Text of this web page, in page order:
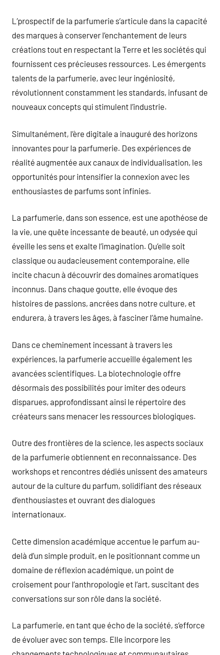
L’prospectif de la parfumerie s’articule dans la capacité
des marques à conserver l’enchantement de leurs
créations tout en respectant la Terre et les sociétés qui
fournissent ces précieuses ressources. Les émergents
talents de la parfumerie, avec leur ingéniosité,
révolutionnent constamment les standards, infusant de
nouveaux concepts qui stimulent l’industrie.
Simultanément, l’ère digitale a inauguré des horizons
innovantes pour la parfumerie. Des expériences de
réalité augmentée aux canaux de individualisation, les
opportunités pour intensifier la connexion avec les
enthousiastes de parfums sont infinies.
La parfumerie, dans son essence, est une apothéose de
la vie, une quête incessante de beauté, un odysée qui
éveille les sens et exalte l’imagination. Qu’elle soit
classique ou audacieusement contemporaine, elle
incite chacun à découvrir des domaines aromatiques
inconnus. Dans chaque goutte, elle évoque des
histoires de passions, ancrées dans notre culture, et
endurera, à travers les âges, à fasciner l’âme humaine.
Dans ce cheminement incessant à travers les
expériences, la parfumerie accueille également les
avancées scientifiques. La biotechnologie offre
désormais des possibilités pour imiter des odeurs
disparues, approfondissant ainsi le répertoire des
créateurs sans menacer les ressources biologiques.
Outre des frontières de la science, les aspects sociaux
de la parfumerie obtiennent en reconnaissance. Des
workshops et rencontres dédiés unissent des amateurs
autour de la culture du parfum, solidifiant des réseaux
d’enthousiastes et ouvrant des dialogues
internationaux.
Cette dimension académique accentue le parfum au-
delà d’un simple produit, en le positionnant comme un
domaine de réflexion académique, un point de
croisement pour l’anthropologie et l’art, suscitant des
conversations sur son rôle dans la société.
La parfumerie, en tant que écho de la société, s’efforce
de évoluer avec son temps. Elle incorpore les